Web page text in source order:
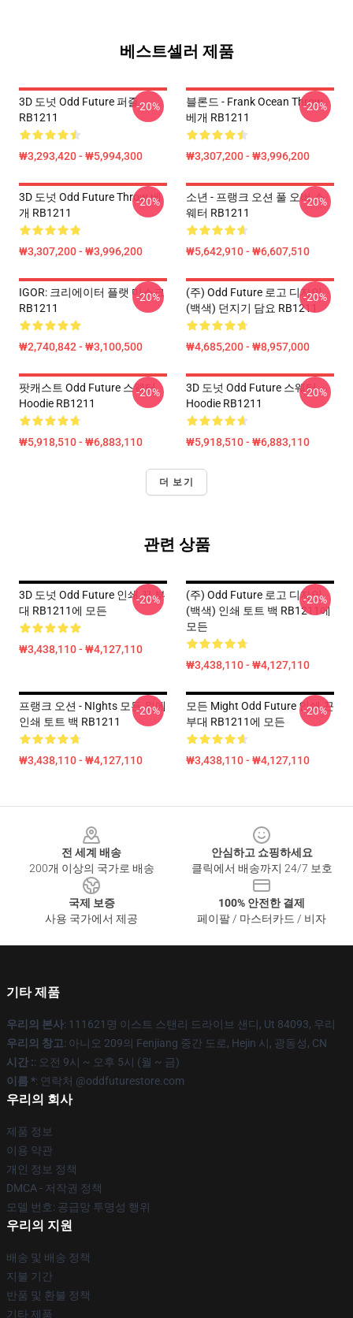
베스트셀러 제품
3D 도넛 Odd Future 퍼즐
RB1211
₩3,293,420 - ₩5,994,300
-20%
블론드 - Frank Ocean Throw
베개 RB1211
₩3,307,200 - ₩3,996,200
-20%
3D 도넛 Odd Future Throw 베
개 RB1211
₩3,307,200 - ₩3,996,200
-20%
소년 - 프랭크 오션 풀 오버 스
웨터 RB1211
₩5,642,910 - ₩6,607,510
-20%
IGOR: 크리에이터 플랫 마스크
RB1211
₩2,740,842 - ₩3,100,500
-20%
(주) Odd Future 로고 디자인
(백색) 던지기 담요 RB1211
₩4,685,200 - ₩8,957,000
-20%
팟캐스트 Odd Future 스웨터
Hoodie RB1211
₩5,918,510 - ₩6,883,110
-20%
3D 도넛 Odd Future 스웨터
Hoodie RB1211
₩5,918,510 - ₩6,883,110
-20%
더 보기
관련 상품
3D 도넛 Odd Future 인쇄 끈 부
대 RB1211에 모든
₩3,438,110 - ₩4,127,110
-20%
(주) Odd Future 로고 디자인
(백색) 인쇄 토트 백 RB1211에
모든
₩3,438,110 - ₩4,127,110
-20%
프랭크 오션 - NIghts 모든 위에
인쇄 토트 백 RB1211
₩3,438,110 - ₩4,127,110
-20%
모든 Might Odd Future 인쇄 끈
부대 RB1211에 모든
₩3,438,110 - ₩4,127,110
-20%
전 세계 배송
200개 이상의 국가로 배송
안심하고 쇼핑하세요
클릭에서 배송까지 24/7 보호
국제 보증
사용 국가에서 제공
100% 안전한 결제
페이팔 / 마스터카드 / 비자
기타 제품
우리의 본사: 111621명 이스트 스탠리 드라이브 샌디, Ut 84093, 우리
우리의 창고: 아니오 209의 Fenjiang 중간 도로, Hejin 시, 광동성, CN
시간 :: 오전 9시 ~ 오후 5시 (월 ~ 금)
이름 *: 연락처 @oddfuturestore.com
우리의 회사
제품 정보
이용 약관
개인 정보 정책
DMCA - 저작권 정책
모델 번호: 공급망 투명성 행위
우리의 지원
배송 및 배송 정책
지불 기간
반품 및 환불 정책
기타 제품